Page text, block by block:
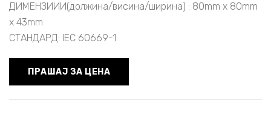
ДИМЕНЗИИИ(должина/висина/ширина) : 80mm x 80mm
x 43mm
СТАНДАРД: IEC 60669-1
ПРАШАЈ ЗА ЦЕНА